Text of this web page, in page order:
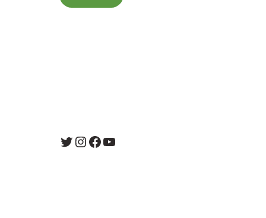
Twitter
Instagram
Facebook
YouTube